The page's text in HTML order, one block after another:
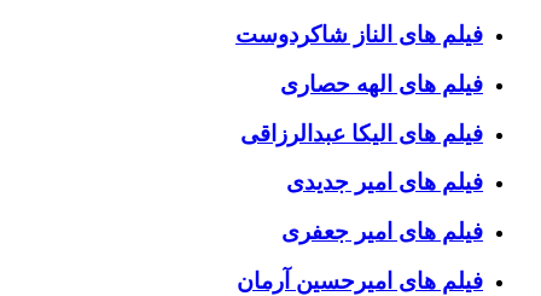
فیلم های الناز شاکردوست
فیلم های الهه حصاری
فیلم های الیکا عبدالرزاقی
فیلم های امیر جدیدی
فیلم های امیر جعفری
فیلم های امیرحسین آرمان